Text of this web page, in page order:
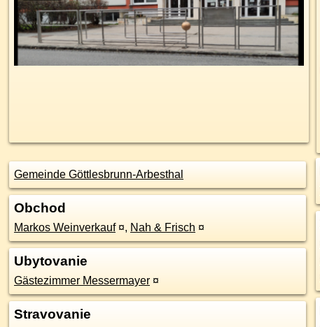
Gemeinde Göttlesbrunn-Arbesthal
Obchod
Markos Weinverkauf ¤, Nah & Frisch ¤
Ubytovanie
Gästezimmer Messermayer ¤
Stravovanie